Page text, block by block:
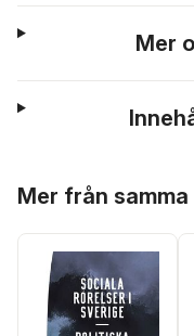
Mer
Mer från